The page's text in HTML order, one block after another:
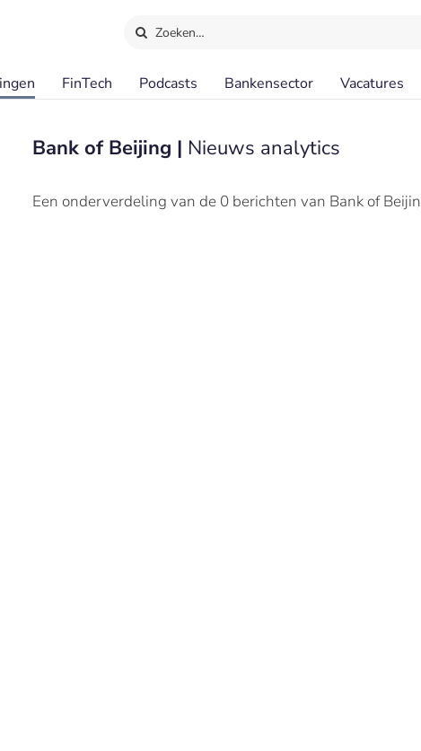
Zoeken…
FinTech Podcasts Bankensector Vacatures
Bank of Beijing | Nieuws analytics
Een onderverdeling van de 0 berichten van Bank of